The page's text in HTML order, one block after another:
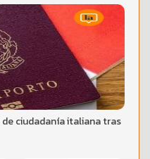
ciudadanía italiana tras